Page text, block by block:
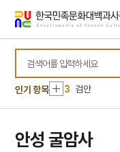
바로가기
바로가기
인기 항목
10 영도중학교
1 금성대군
2 나화랑
3 검안
4 신구대학교
5 황후
안성 굴암사